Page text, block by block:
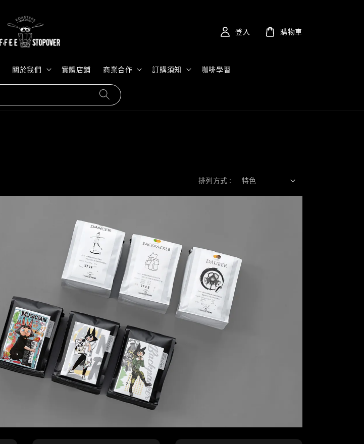
關於我們 實體店鋪 商業合作 訂購須知 咖啡學習
登入 購物車
排列方式 :